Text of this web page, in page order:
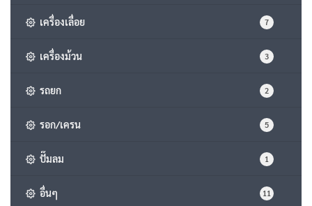
เครื่องเลื่อย 7
เครื่องม้วน 3
รถยก 2
รอก/เครน 5
ปั๊มลม 1
อื่นๆ 11